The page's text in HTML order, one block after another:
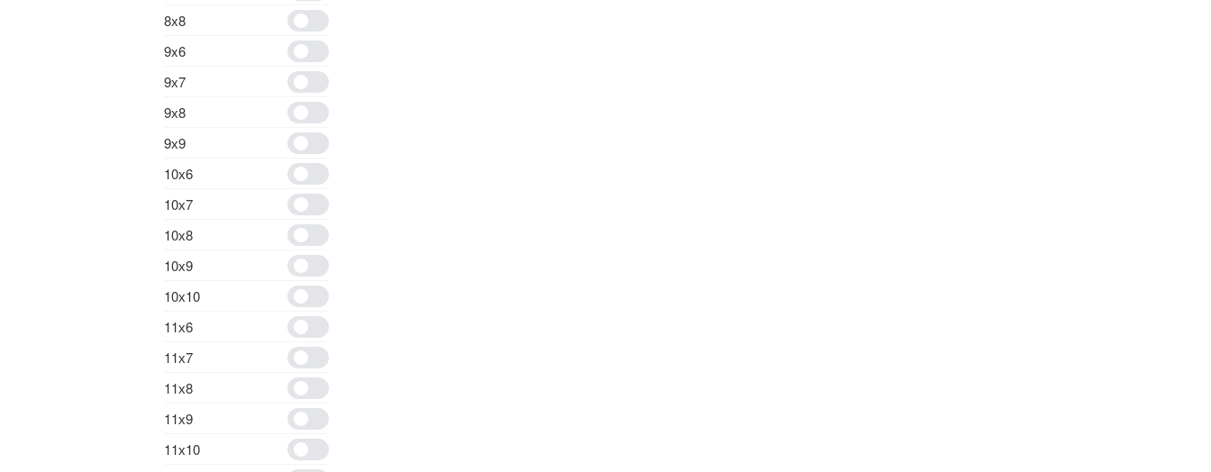
8х8
9x6
9х7
9х8
9х9
10х6
10х7
10х8
10х9
10х10
11х6
11х7
11х8
11х9
11х10